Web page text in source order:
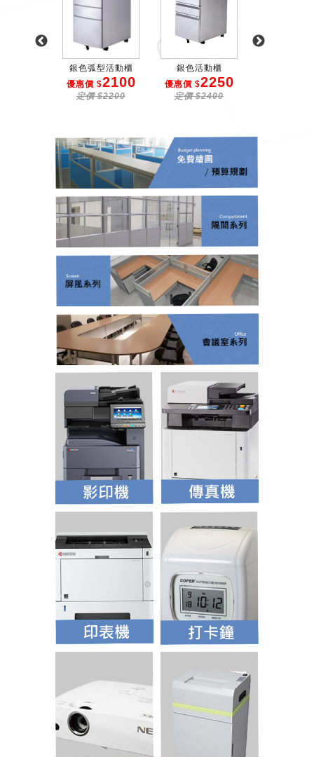
銀色弧型活動櫃
優惠價 $2100
定價 $2200
銀色活動櫃
優惠價 $2250
定價 $2400